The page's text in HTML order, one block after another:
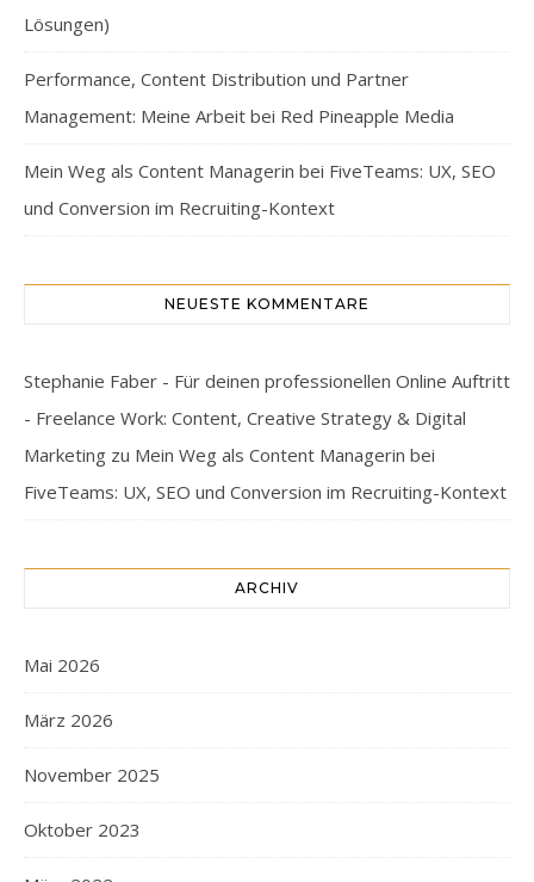
Lösungen)
Performance, Content Distribution und Partner
Management: Meine Arbeit bei Red Pineapple Media
Mein Weg als Content Managerin bei FiveTeams: UX, SEO
und Conversion im Recruiting-Kontext
NEUESTE KOMMENTARE
Stephanie Faber - Für deinen professionellen Online Auftritt
- Freelance Work: Content, Creative Strategy & Digital
Marketing zu Mein Weg als Content Managerin bei
FiveTeams: UX, SEO und Conversion im Recruiting-Kontext
ARCHIV
Mai 2026
März 2026
November 2025
Oktober 2023